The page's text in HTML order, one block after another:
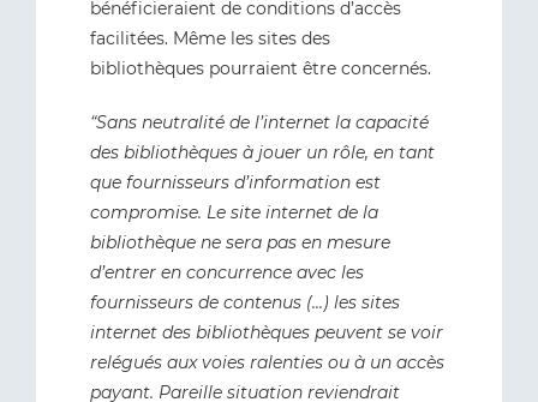
bénéficieraient de conditions d’accès
facilitées. Même les sites des
bibliothèques pourraient être concernés.
“Sans neutralité de l’internet la capacité
des bibliothèques à jouer un rôle, en tant
que fournisseurs d’information est
compromise. Le site internet de la
bibliothèque ne sera pas en mesure
d’entrer en concurrence avec les
fournisseurs de contenus (...) les sites
internet des bibliothèques peuvent se voir
relégués aux voies ralenties ou à un accès
payant. Pareille situation reviendrait